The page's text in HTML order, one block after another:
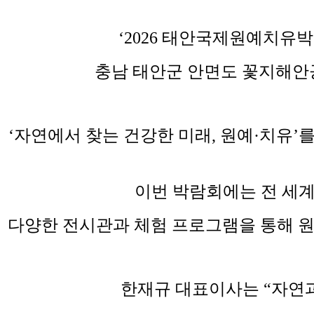
‘2026 태안국제원예치유
충남 태안군 안면도 꽃지해
‘자연에서 찾는 건강한 미래, 원예·치유
이번 박람회에는 전 세
다양한 전시관과 체험 프로그램을 통해
한재규 대표이사는 “자